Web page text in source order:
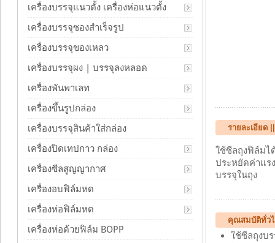
รายละเอียด
ใช้ซีลถุงฟิล์มไ
ประหยัดค่าแร
บรรจุในถุง
คุณสมบัติทั่วไ
ใช้ซีลถุงบ
เครื่องบรรจุแนวตั้ง เครื่องห่อแนวตั้ง
เครื่องบรรจุซองสำเร็จรูป
เครื่องบรรจุของเหลว
เครื่องบรรจุผง | บรรจุลงหลอด
เครื่องพันพาเลท
เครื่องขึ้นรูปกล่อง
เครื่องบรรจุสินค้าใส่กล่อง
เครื่องปิดเทปกาว กล่อง
เครื่องซีลสูญญากาศ
เครื่องอบฟิล์มหด
เครื่องห่อฟิล์มหด
เครื่องห่อด้วยฟิล์ม BOPP